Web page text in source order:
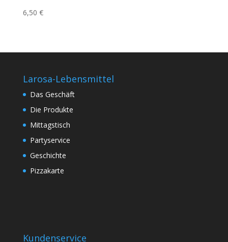
6,50 €
Larosa-Lebensmittel
Das Geschäft
Die Produkte
Mittagstisch
Partyservice
Geschichte
Pizzakarte
Kundenservice